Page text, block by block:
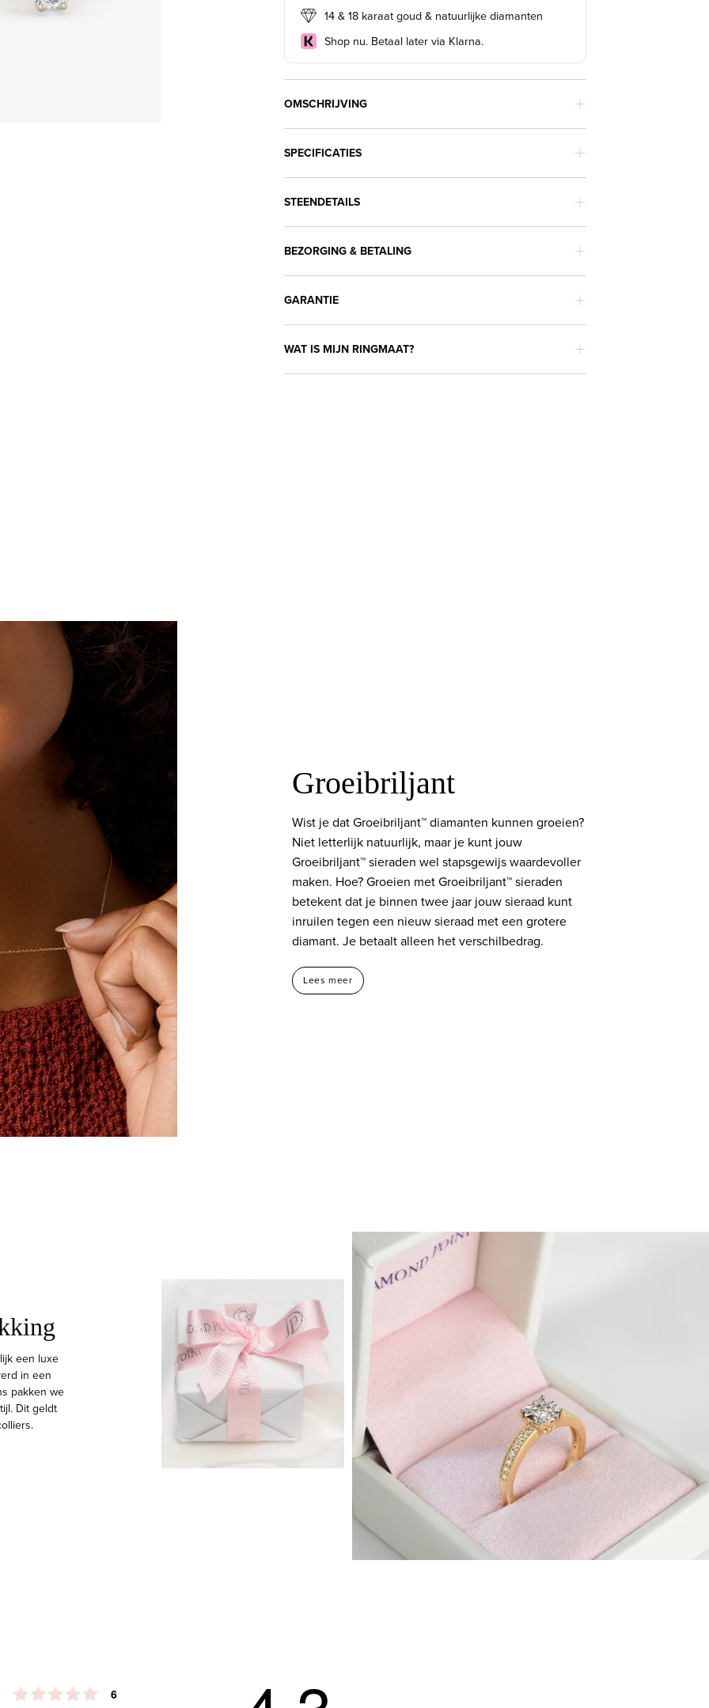
14 & 18 karaat goud & natuurlijke diamanten
Shop nu. Betaal later via Klarna.
OMSCHRIJVING
SPECIFICATIES
STEENDETAILS
BEZORGING & BETALING
GARANTIE
WAT IS MIJN RINGMAAT?
Groeibriljant
Wist je dat Groeibriljant™ diamanten kunnen groeien?
Niet letterlijk natuurlijk, maar je kunt jouw
Groeibriljant™ sieraden wel stapsgewijs waardevoller
maken. Hoe? Groeien met Groeibriljant™ sieraden
betekent dat je binnen twee jaar jouw sieraad kunt
inruilen tegen een nieuw sieraad met een grotere
diamant. Je betaalt alleen het verschilbedrag.
Lees meer
een luxe
in een
pakken we
Dit geldt
Beoordeling: 5 uit 5 sterren
6